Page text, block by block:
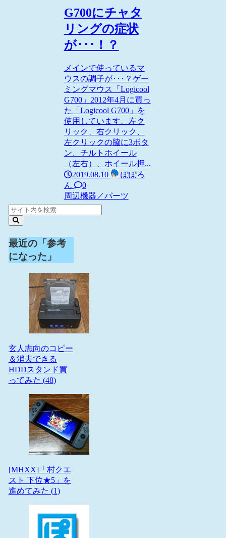
G700にチャタ
リングの症状
が･･･！？
メインで使っているマ
ウスの調子が･･･？ゲー
ミングマウス「Logicool
G700」2012年4月に買っ
た「Logicool G700」を
使用しています。左ク
リック、右クリック、
左クリックの脇に3ボタ
ン、チルトホイール
（左右）、ホイール押...
2019.08.10
ぽぽろ
ん
0
周辺機器／パーツ
最近の「参考
になった」
玄人志向のコピー
＆消去できる
HDDスタンド買
ってみた (48)
[MHXX]「村クエ
スト 下位★5」を
進めてみた (1)